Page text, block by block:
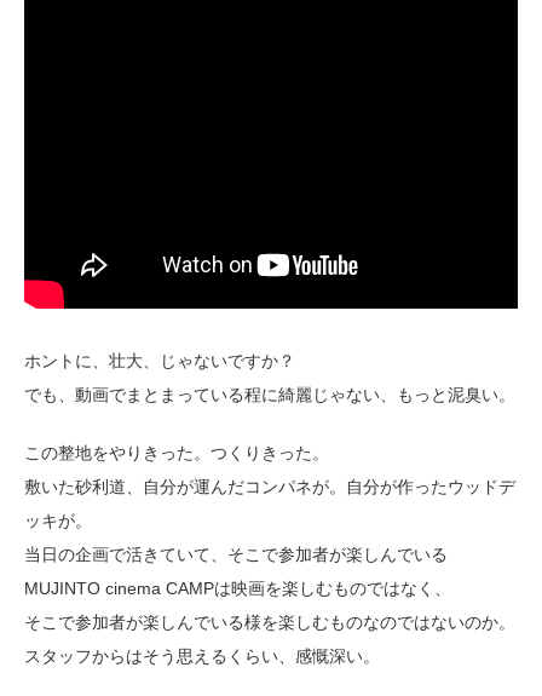
ホントに、壮大、じゃないですか？
でも、動画でまとまっている程に綺麗じゃない、もっと泥臭い。
この整地をやりきった。つくりきった。
敷いた砂利道、自分が運んだコンパネが。自分が作ったウッドデ
ッキが。
当日の企画で活きていて、そこで参加者が楽しんでいる
MUJINTO cinema CAMPは映画を楽しむものではなく、
そこで参加者が楽しんでいる様を楽しむものなのではないのか。
スタッフからはそう思えるくらい、感慨深い。